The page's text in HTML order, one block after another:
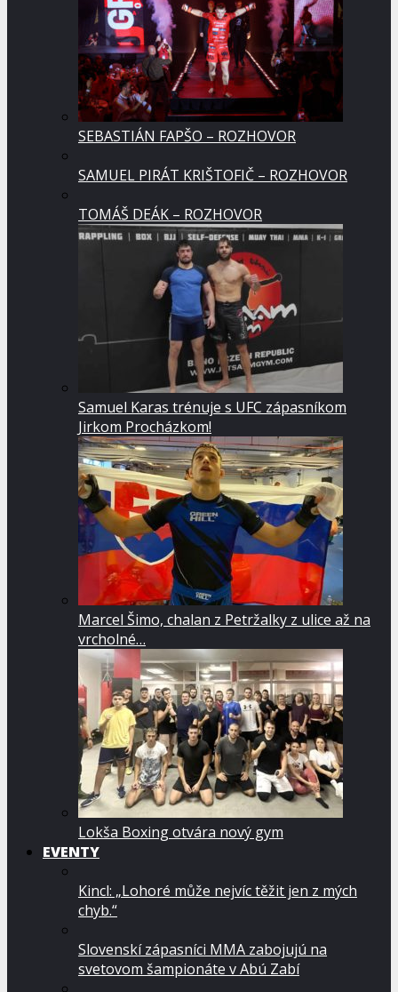
SEBASTIÁN FAPŠO – ROZHOVOR
SAMUEL PIRÁT KRIŠTOFIČ – ROZHOVOR
TOMÁŠ DEÁK – ROZHOVOR
Samuel Karas trénuje s UFC zápasníkom
Jirkom Procházkom!
Marcel Šimo, chalan z Petržalky z ulice až na
vrcholné…
Lokša Boxing otvára nový gym
EVENTY
Kincl: „Lohoré může nejvíc těžit jen z mých
chyb.“
Slovenskí zápasníci MMA zabojujú na
svetovom šampionáte v Abú Zabí